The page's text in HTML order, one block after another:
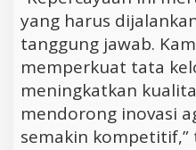
yang harus
tanggung jawab.
memperkuat tata
meningkatkan
mendorong inovasi
semakin kompetitif,”